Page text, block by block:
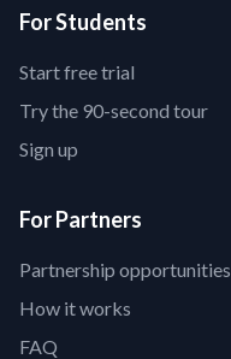
For Students
Start free trial
Try the 90-second tour
Sign up
For Partners
Partnership opportunities
How it works
FAQ